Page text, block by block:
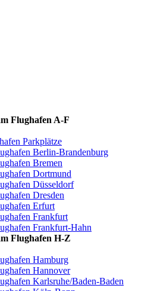
Flughafen A-F
Parkplätze
Berlin-Brandenburg
Bremen
Dortmund
Düsseldorf
Dresden
Erfurt
Frankfurt
Frankfurt-Hahn
Flughafen H-Z
Hamburg
Hannover
Karlsruhe/Baden-Baden